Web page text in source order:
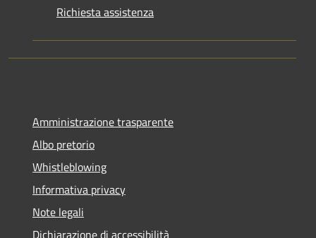
Richiesta assistenza
Amministrazione trasparente
Albo pretorio
Whistleblowing
Informativa privacy
Note legali
Dichiarazione di accessibilità